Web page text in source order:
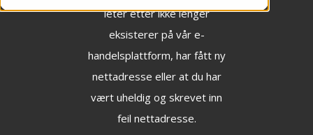
leter etter ikke lenger
eksisterer på vår e-
handelsplattform, har fått ny
nettadresse eller at du har
vært uheldig og skrevet inn
feil nettadresse.